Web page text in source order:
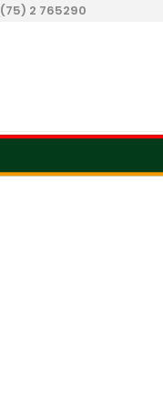
(75) 2 765290